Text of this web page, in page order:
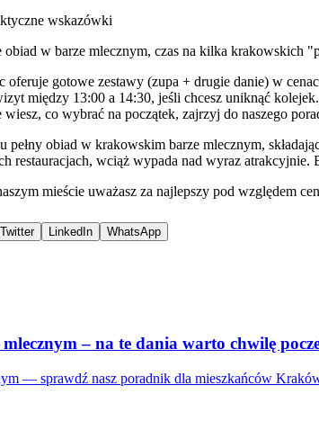
wskazówki
obiad w barze mlecznym, czas na kilka
oferuje gotowe zestawy (zupa + drugie danie) w
między 13:00 a 14:30, jeśli chcesz uniknąć
wiesz, co wybrać na początek, zajrzyj do naszego
pełny obiad w krakowskim barze mlecznym,
restauracjach, wciąż wypada nad wyraz
mieście uważasz za najlepszy pod względem
Twitter LinkedIn WhatsApp
– na te dania warto chwilę
— sprawdź nasz poradnik dla mieszkańców